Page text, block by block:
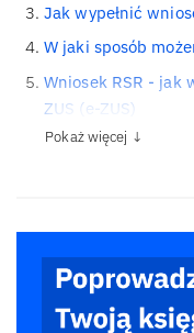
Jak wypełnić
W jaki sposób
Wniosek RSR - jak
ZUS (e-ZUS)
Pokaż więcej ↓